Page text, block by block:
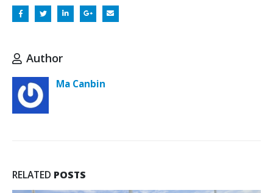
Author
Ma Canbin
RELATED POSTS